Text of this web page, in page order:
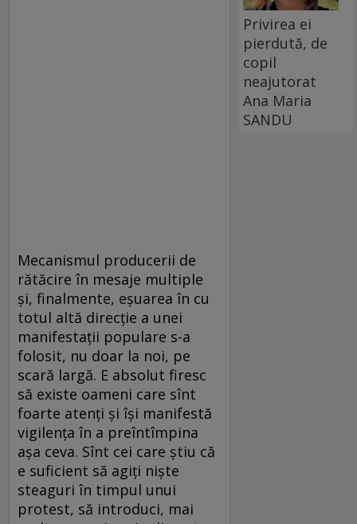
Mecanismul producerii de
rătăcire în mesaje multiple
și, finalmente, eșuarea în cu
totul altă direcție a unei
manifestații populare s-a
folosit, nu doar la noi, pe
scară largă. E absolut firesc
să existe oameni care sînt
foarte atenți și își manifestă
vigilența în a preîntîmpina
așa ceva. Sînt cei care știu că
e suficient să agiți niște
steaguri în timpul unui
protest, să introduci, mai
Privirea ei
pierdută, de
copil
neajutorat
Ana Maria
SANDU